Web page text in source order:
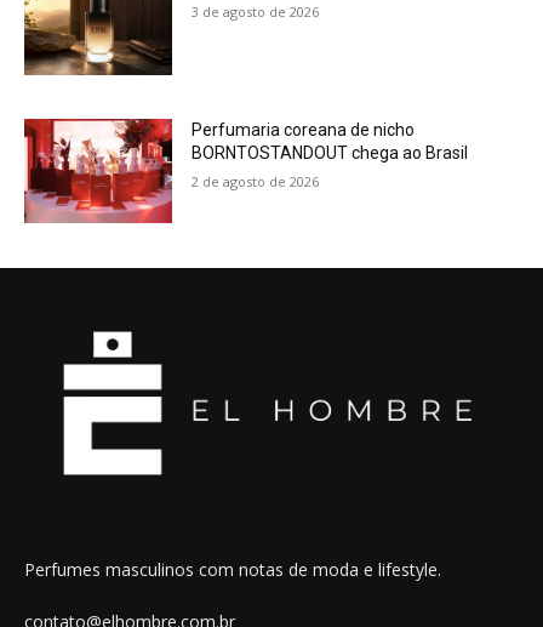
3 de agosto de 2026
Perfumaria coreana de nicho
BORNTOSTANDOUT chega ao Brasil
2 de agosto de 2026
Perfumes masculinos com notas de moda e lifestyle.
contato@elhombre.com.br